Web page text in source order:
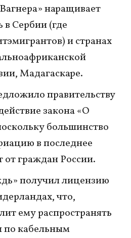
наращивает
в Сербии (где
и странах
Мадагаскаре.
правительству
закона «О
большинство
в последнее
от граждан России.
получил лицензию
что,
ему распространять
по кабельным